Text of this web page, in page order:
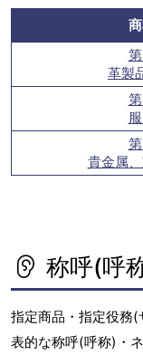
革製
貴金属
称呼(呼
指定商品・指定役務
表的な称呼(呼称)・